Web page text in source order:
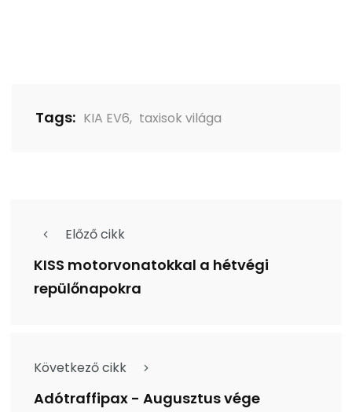
Tags: KIA EV6, taxisok világa
Előző cikk
KISS motorvonatokkal a hétvégi
repülőnapokra
Következő cikk
Adótraffipax - Augusztus vége